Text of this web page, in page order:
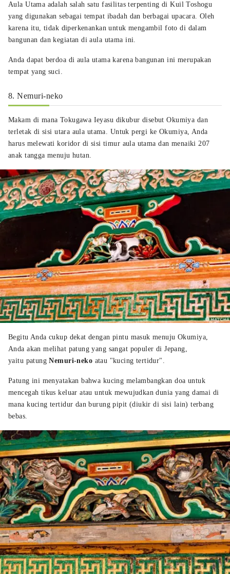
Aula Utama adalah salah satu fasilitas terpenting di Kuil Toshogu
yang digunakan sebagai tempat ibadah dan berbagai upacara. Oleh
karena itu, tidak diperkenankan untuk mengambil foto di dalam
bangunan dan kegiatan di aula utama ini.
Anda dapat berdoa di aula utama karena bangunan ini merupakan
tempat yang suci.
8. Nemuri-neko
Makam di mana Tokugawa Ieyasu dikubur disebut Okumiya dan
terletak di sisi utara aula utama. Untuk pergi ke Okumiya, Anda
harus melewati koridor di sisi timur aula utama dan menaiki 207
anak tangga menuju hutan.
Begitu Anda cukup dekat dengan pintu masuk menuju Okumiya,
Anda akan melihat patung yang sangat populer di Jepang,
yaitu patungNemuri-neko atau "kucing tertidur".
Patung ini menyatakan bahwa kucing melambangkan doa untuk
mencegah tikus keluar atau untuk mewujudkan dunia yang damai di
mana kucing tertidur dan burung pipit (diukir di sisi lain) terbang
bebas.